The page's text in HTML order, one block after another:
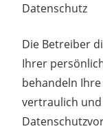
Datenschutz
Die Betreiber
Ihrer
behandeln
vertraulich